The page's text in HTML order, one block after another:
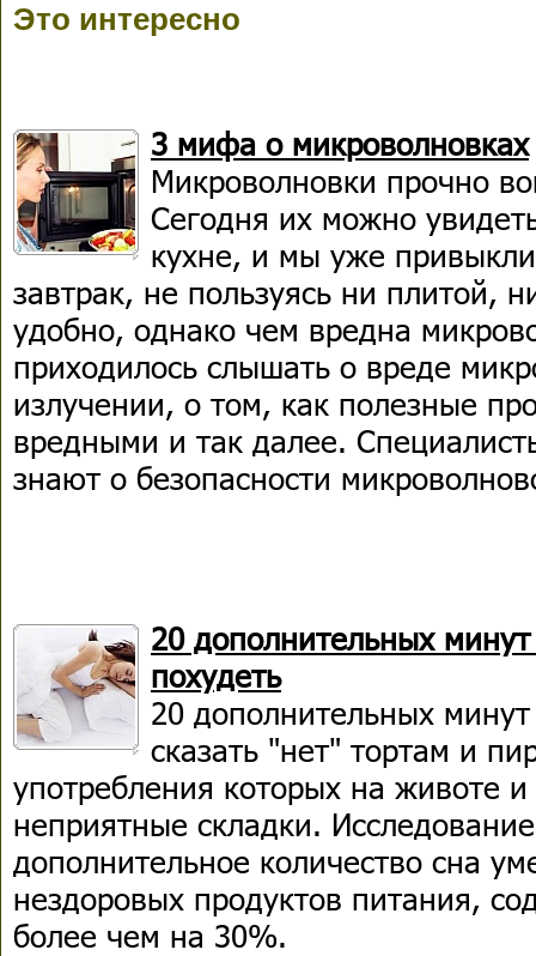
Это интересно
3 мифа о микроволновках
Микроволновки прочно
Сегодня их можно
кухне, и мы уже привыкли
завтрак, не пользуясь ни плитой,
удобно, однако чем вредна
приходилось слышать о вреде
излучении, о том, как полезные
вредными и так далее.
знают о безопасности
20 дополнительных
похудеть
20 дополнительных
сказать "нет" тортам и
употребления которых на животе
неприятные складки.
дополнительное количество сна
нездоровых продуктов питания,
более чем на 30%.